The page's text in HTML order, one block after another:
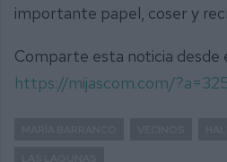
importante papel, coser y
Comparte esta noticia desde
https://mijascom.com/